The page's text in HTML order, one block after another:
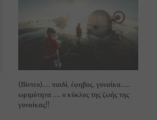
(Βίντεο)…. παιδί, έφηβος, γυναίκα…..
ωριμότητα …. ο κύκλος της ζωής της
γυναίκας!!